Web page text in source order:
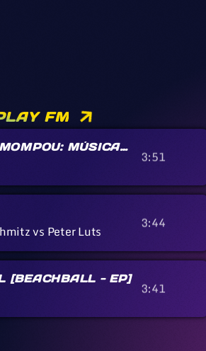
FM
MÚSICA
3:51
vs Peter Luts 3:44
[BEACHBALL - EP]
3:41